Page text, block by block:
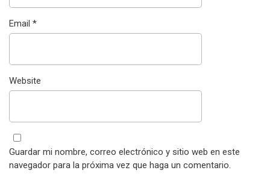
Email *
Website
Guardar mi nombre, correo electrónico y sitio web en este
navegador para la próxima vez que haga un comentario.